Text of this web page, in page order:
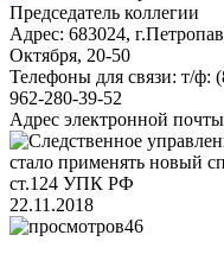
Председатель коллегии
Адрес: 683024,
Октября, 20-50
Телефоны для связи: т/ф:
962-280-39-52
Адрес электронной
22.11.2018
46